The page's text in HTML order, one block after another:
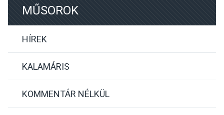
MŰSOROK
HÍREK
KALAMÁRIS
KOMMENTÁR NÉLKÜL